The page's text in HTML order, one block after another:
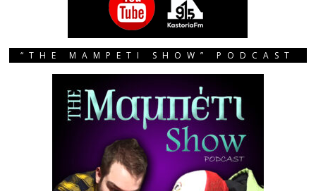
“THE MAMPETI SHOW” PODCAST